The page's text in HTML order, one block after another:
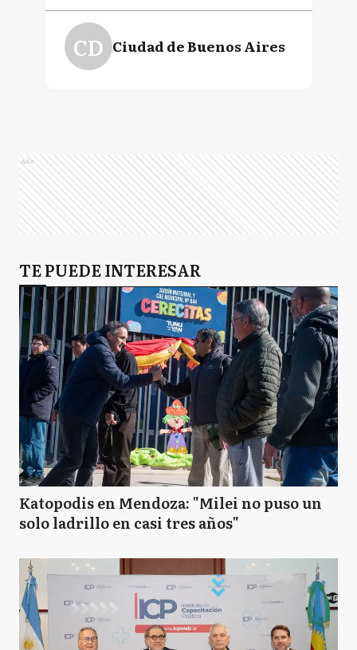
CD Ciudad de Buenos Aires
Ads
TE PUEDE INTERESAR
Katopodis en Mendoza: "Milei no puso un
solo ladrillo en casi tres años"